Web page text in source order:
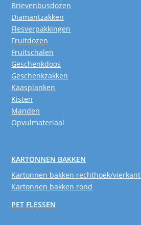
Brievenbusdozen
Diamantzakken
Flesverpakkingen
Fruitdozen
Fruitschalen
Geschenkdoos
Geschenkzakken
Kaasplanken
Kisten
Manden
Opvulmateriaal
KARTONNEN BAKKEN
Kartonnen bakken rechthoek/vierkant
Kartonnen bakken rond
PET FLESSEN